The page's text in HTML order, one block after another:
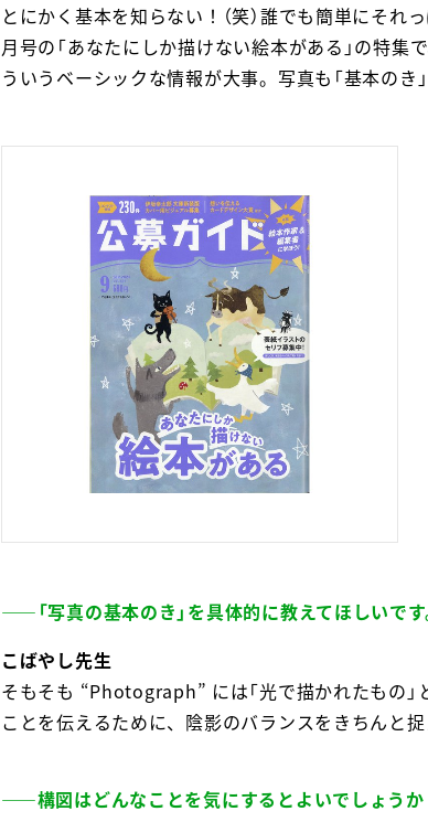
とにかく基本を知らない！（笑）誰でも簡単にそ
月号の「あなたにしか描けない絵本がある」の特集
ういうベーシックな情報が大事。写真も「基本のき
――「写真の基本のき」を具体的に教えてほしいです
こばやし先生
そもそも “Photograph” には「光で描かれたもの
ことを伝えるために、陰影のバランスをきちんと
――構図はどんなことを気にするとよいでしょうか